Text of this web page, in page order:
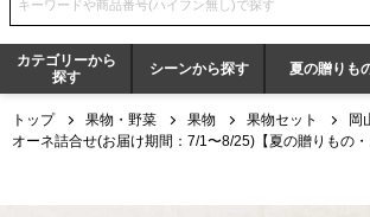
カテゴリーから
探す
シーンから探す 夏の贈りも
トップ 果物・野菜 果物 果物セット
岡
オーネ詰合せ(お届け期間：7/1〜8/25)【夏の贈りもの・